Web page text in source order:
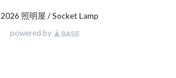
2026 照明屋 / Socket Lamp
powered by